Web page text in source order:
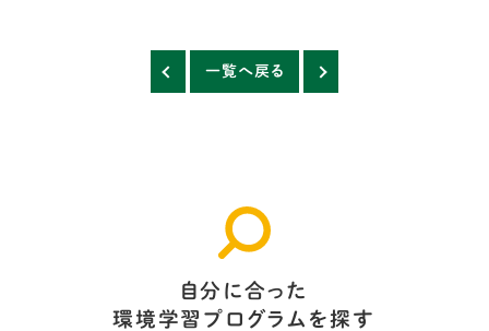
一覧へ戻る
自分に合った
環境学習プログラムを探す